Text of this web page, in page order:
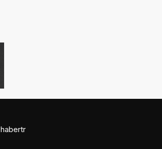
habertr